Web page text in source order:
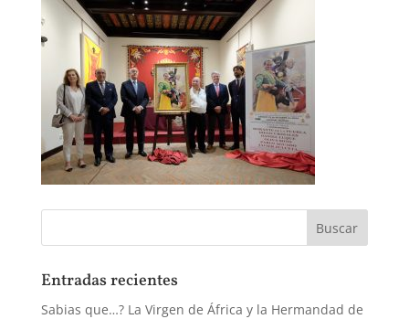
Entradas recientes
Sabias que…? La Virgen de África y la Hermandad de